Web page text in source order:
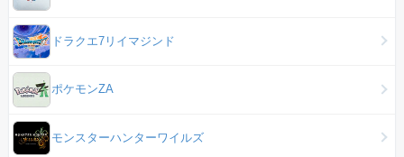
ドラクエ7リイマジンド
ポケモンZA
モンスターハンターワイルズ